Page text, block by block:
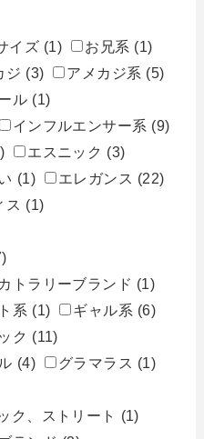
イズ (1) お兄系 (1)
ジ (3) アメカジ系 (5)
ル (1)
インフルエンサー系 (9)
エスニック (3)
(1) エレガンス (22)
ス (1)
カトラリーブランド (1)
系 (1) ギャル系 (6)
ク (11)
(4) グラマラス (1)
ク、ストリート
(1)